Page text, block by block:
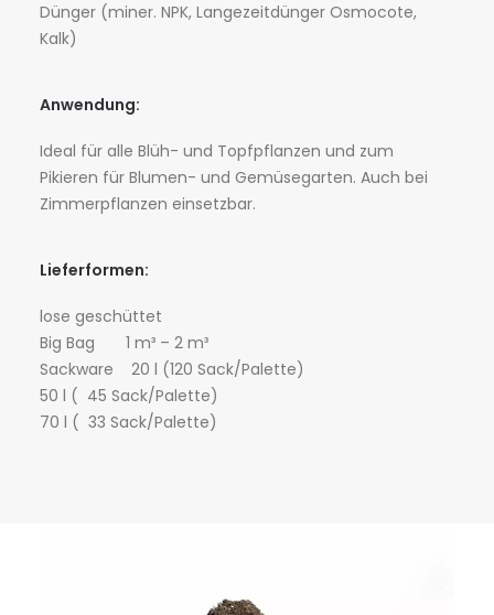
Dünger (miner. NPK, Langezeitdünger Osmocote,
Kalk)
Anwendung:
Ideal für alle Blüh- und Topfpflanzen und zum
Pikieren für Blumen- und Gemüsegarten. Auch bei
Zimmerpflanzen einsetzbar.
Lieferformen:
lose geschüttet
Big Bag 1 m³ – 2 m³
Sackware 20 l (120 Sack/Palette)
50 l ( 45 Sack/Palette)
70 l ( 33 Sack/Palette)